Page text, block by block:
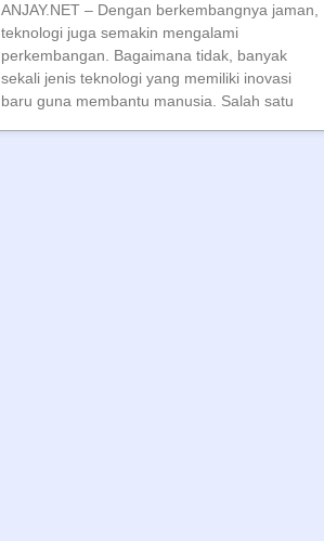
ANJAY.NET – Dengan berkembangnya jaman,
teknologi juga semakin mengalami
perkembangan. Bagaimana tidak, banyak
sekali jenis teknologi yang memiliki inovasi
baru guna membantu manusia. Salah satu